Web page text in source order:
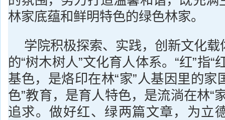
林家底蕴和鲜明特色的绿色林家。
学院积极探索、实践，创新文化
的“树木树人”文化育人体系。“红”指“
基色，是烙印在林“家”人基因里的家
色”教育，是育人特色，是流淌在林“
追求。做好红、绿两篇文章，为立